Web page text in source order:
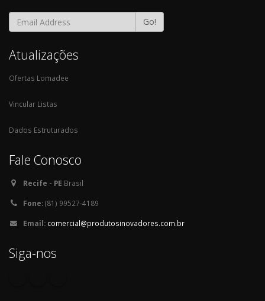
Go!
Atualizações
Ofertas Lomadee
Vincular Listas
Dados Estruturados
Fale Conosco
Recife - PE Brasil
Fone:(81) 99527-4189
Email: comercial@produtosinovadores.com.br
Siga-nos